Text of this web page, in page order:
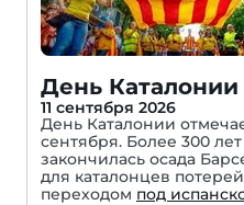
День Каталонии
11 сентября 2026
День Каталонии
сентября. Более 300 лет
закончилась осада
для каталонцев
переходом под